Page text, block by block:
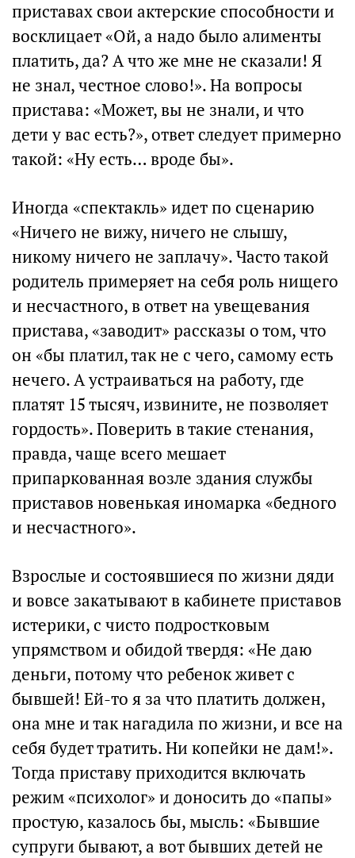
приставах свои актерские способности и
восклицает «Ой, а надо было алименты
платить, да? А что же мне не сказали! Я
не знал, честное слово!». На вопросы
пристава: «Может, вы не знали, и что
дети у вас есть?», ответ следует примерно
такой: «Ну есть… вроде бы».
Иногда «спектакль» идет по сценарию
«Ничего не вижу, ничего не слышу,
никому ничего не заплачу». Часто такой
родитель примеряет на себя роль нищего
и несчастного, в ответ на увещевания
пристава, «заводит» рассказы о том, что
он «бы платил, так не с чего, самому есть
нечего. А устраиваться на работу, где
платят 15 тысяч, извините, не позволяет
гордость». Поверить в такие стенания,
правда, чаще всего мешает
припаркованная возле здания службы
приставов новенькая иномарка «бедного
и несчастного».
Взрослые и состоявшиеся по жизни дяди
и вовсе закатывают в кабинете приставов
истерики, с чисто подростковым
упрямством и обидой твердя: «Не даю
деньги, потому что ребенок живет с
бывшей! Ей-то я за что платить должен,
она мне и так нагадила по жизни, и все на
себя будет тратить. Ни копейки не дам!».
Тогда приставу приходится включать
режим «психолог» и доносить до «папы»
простую, казалось бы, мысль: «Бывшие
супруги бывают, а вот бывших детей не